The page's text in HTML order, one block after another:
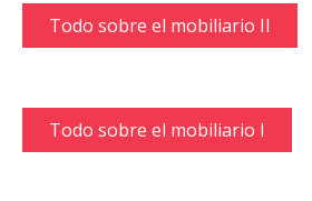
Todo sobre el mobiliario II
Todo sobre el mobiliario I